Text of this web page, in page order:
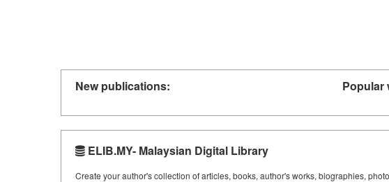
New publications: Popular
ELIB.MY- Malaysian Digital Library
Create your author's collection of articles, books, author's works, biographies,